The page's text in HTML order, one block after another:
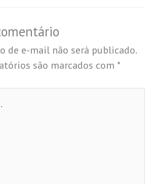
de e-mail não será publicado.
são marcados com *